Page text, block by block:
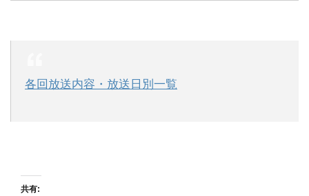
各回放送内容・放送日別一覧
共有: